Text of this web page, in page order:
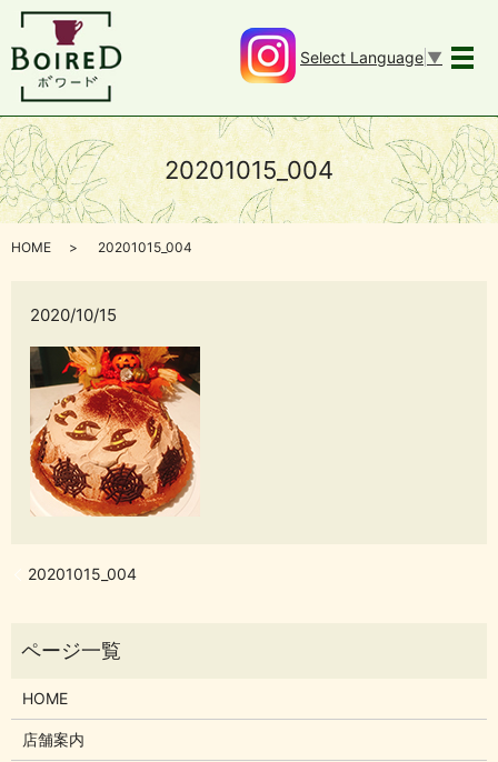
メ
Select Language ▼
20201015_004
HOME 20201015_004
2020/10/15
20201015_004
HOME
店舗案内